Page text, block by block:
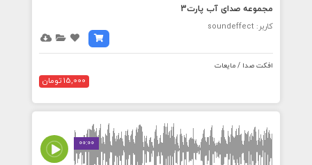
مجموعه صدای آب پارت3
کاربر: soundeffect
افکت صدا / مایعات
15,000 تومان
00:00